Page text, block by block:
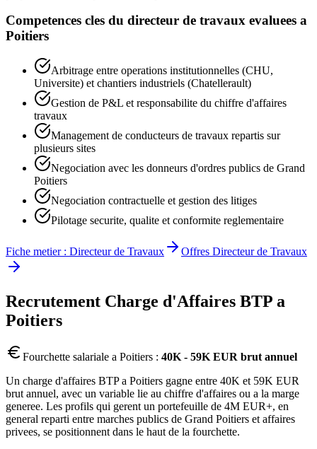
Competences cles du directeur de travaux evaluees a
Poitiers
Arbitrage entre operations institutionnelles (CHU,
Universite) et chantiers industriels (Chatellerault)
Gestion de P&L et responsabilite du chiffre d'affaires
travaux
Management de conducteurs de travaux repartis sur
plusieurs sites
Negociation avec les donneurs d'ordres publics de Grand
Poitiers
Negociation contractuelle et gestion des litiges
Pilotage securite, qualite et conformite reglementaire
Fiche metier : Directeur de Travaux Offres Directeur de Travaux
Recrutement Charge d'Affaires BTP a
Poitiers
Fourchette salariale a Poitiers : 40K - 59K EUR brut annuel
Un charge d'affaires BTP a Poitiers gagne entre 40K et 59K EUR
brut annuel, avec un variable lie au chiffre d'affaires ou a la marge
generee. Les profils qui gerent un portefeuille de 4M EUR+, en
general reparti entre marches publics de Grand Poitiers et affaires
privees, se positionnent dans le haut de la fourchette.